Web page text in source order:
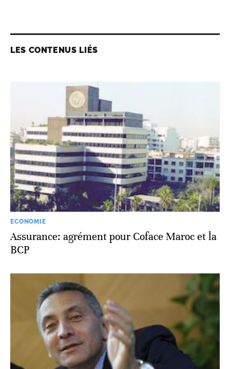
LES CONTENUS LIÉS
ECONOMIE
Assurance: agrément pour Coface Maroc et la
BCP